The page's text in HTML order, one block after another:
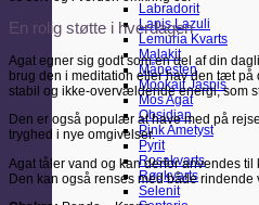
Labradorit
Lapis Lazuli
Lemuria Kvarts
Malakit
Månesten
Mookait Jaspis
Mos Agat
Obsidian
Pink Ametyst
Pyrit
Rosakvarts
Røgkvarts
Selenit
En rolig støtte i hverdagen
Agat egner sig godt som en del af din
brug den i meditation eller hav den tæt på
stabil og ikke-overvældende energi, som
Den er også populær at have med på
tryghed i nye omgivelser.
Agat tåler vand og kan derfor anvendes
Den kan også renses med både